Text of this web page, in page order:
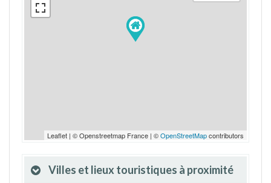
Leaflet | © Openstreetmap France | ©OpenStreetMapcontributors
Villes et lieux touristiques à proximité